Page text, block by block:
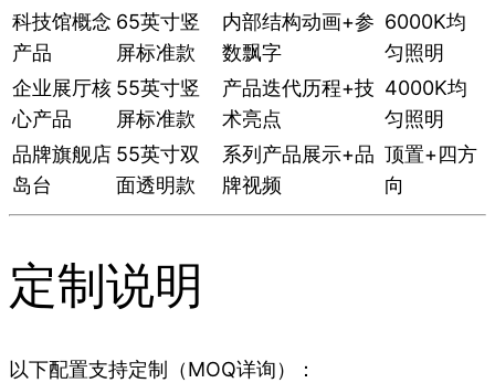
科技馆概念
产品
65英寸竖
屏标准款
内部结构动画+参
数飘字
6000K均
匀照明
企业展厅核
心产品
55英寸竖
屏标准款
产品迭代历程+技
术亮点
4000K均
匀照明
品牌旗舰店
岛台
55英寸双
面透明款
系列产品展示+品
牌视频
顶置+四方
向
定制说明
以下配置支持定制（MOQ详询）：